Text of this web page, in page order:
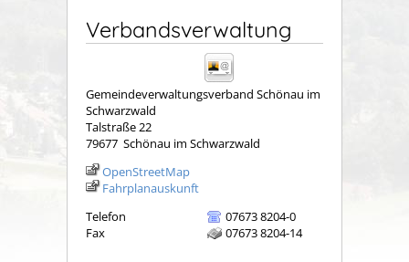
Verbandsverwaltung
Gemeindeverwaltungsverband Schönau im
Schwarzwald
Talstraße 22
79677 Schönau im Schwarzwald
OpenStreetMap
Fahrplanauskunft
Telefon
07673 8204-0
Fax
07673 8204-14